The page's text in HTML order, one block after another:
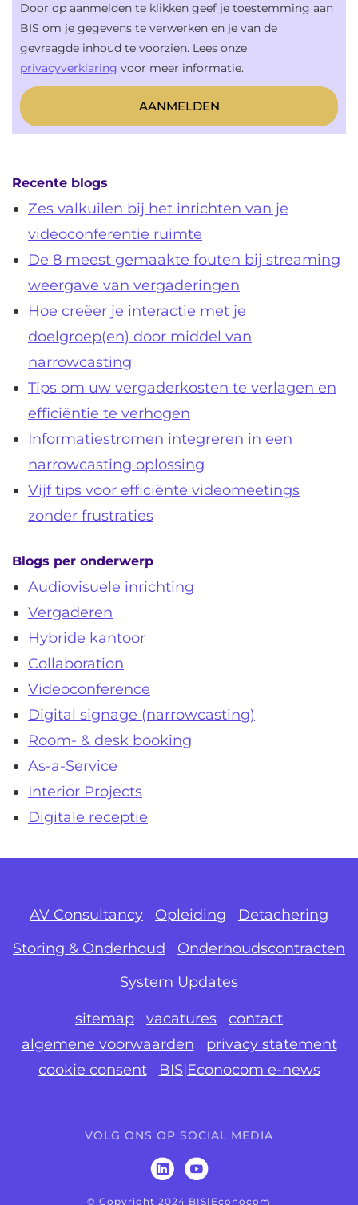
Door op aanmelden te klikken geef je toestemming aan
BIS om je gegevens te verwerken en je van de
gevraagde inhoud te voorzien. Lees onze
privacyverklaring voor meer informatie.
Recente blogs
Zes valkuilen bij het inrichten van je
videoconferentie ruimte
De 8 meest gemaakte fouten bij streaming
weergave van vergaderingen
Hoe creëer je interactie met je
doelgroep(en) door middel van
narrowcasting
Tips om uw vergaderkosten te verlagen en
efficiëntie te verhogen
Informatiestromen integreren in een
narrowcasting oplossing
Vijf tips voor efficiënte videomeetings
zonder frustraties
Blogs per onderwerp
Audiovisuele inrichting
Vergaderen
Hybride kantoor
Collaboration
Videoconference
Digital signage (narrowcasting)
Room- & desk booking
As-a-Service
Interior Projects
Digitale receptie
AV Consultancy Opleiding
Detachering
Storing & Onderhoud
Onderhoudscontracten
System Updates
sitemap vacatures
contact
algemene voorwaarden
privacy statement
cookie consent
BIS|Econocom e-news
VOLG ONS OP SOCIAL MEDIA
© Copyright 2024 BIS|Econocom